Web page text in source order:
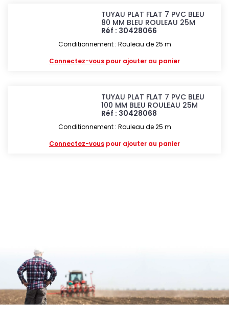
TUYAU PLAT FLAT 7 PVC BLEU
80 MM BLEU ROULEAU 25M
Réf : 30428066
Conditionnement : Rouleau de 25 m
Connectez-vous pour ajouter au panier
TUYAU PLAT FLAT 7 PVC BLEU
100 MM BLEU ROULEAU 25M
Réf : 30428068
Conditionnement : Rouleau de 25 m
Connectez-vous pour ajouter au panier